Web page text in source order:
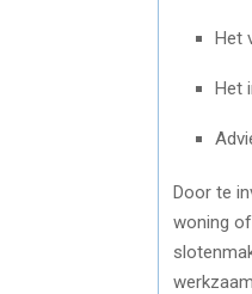
Het
Het
Door te
woning